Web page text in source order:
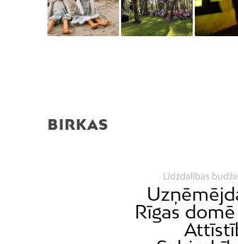
BIRKAS
Līdzdalības
Rīgas domē